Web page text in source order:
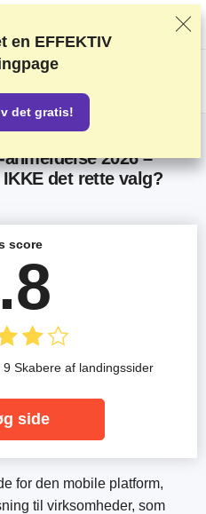
tests og research, tager også
aftaler med udbydere.
Marketings Offentliggørelse
2026 –
det rette valg?
for den mobile platform,
til virksomheder, som
score
Skabere af landingssider
side
en EFFEKTIV
det gratis!